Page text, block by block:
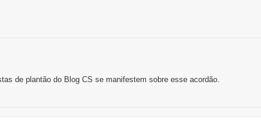
de plantão do Blog CS se manifestem sobre esse acordão.